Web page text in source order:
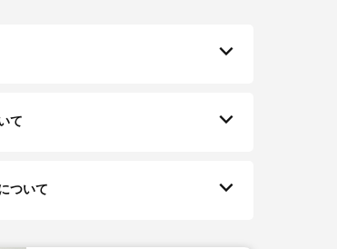
て
ついて